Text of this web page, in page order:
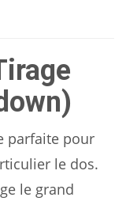
parfaite pour
le dos.
le grand